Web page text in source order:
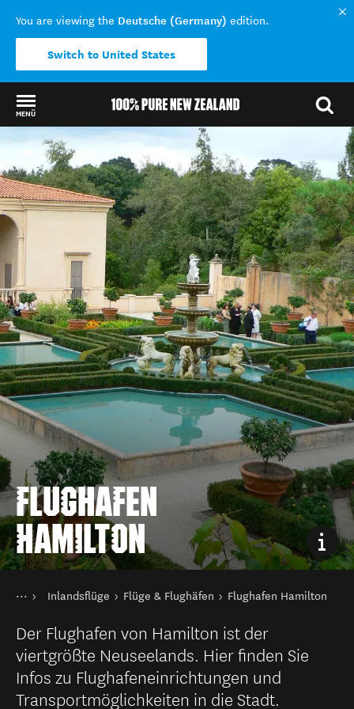
You are viewing the Deutsche (Germany) edition.
Switch to United States
MENÜ
Back to my results
FLUGHAFEN
HAMILTON
Sie sind hier
Startseite
Inlandsflüge Flüge & Flughäfen Flughafen Hamilton
Der Flughafen von Hamilton ist der
viertgrößte Neuseelands. Hier finden Sie
Infos zu Flughafeneinrichtungen und
Transportmöglichkeiten in die Stadt.